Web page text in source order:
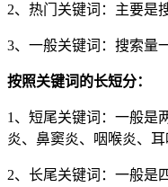
2、热门关键词：主要是
3、一般关键词：搜索量
按照关键词的长短分：
1、短尾关键词：一般是
炎、鼻窦炎、咽喉炎、
2、长尾关键词：一般是